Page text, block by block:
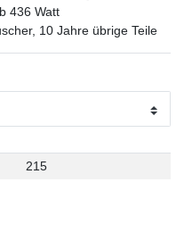
436 Watt
10 Jahre übrige Teile
215